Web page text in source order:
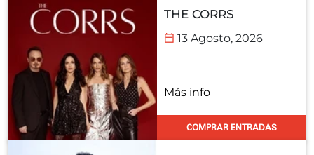
THE CORRS
13 Agosto, 2026
Más info
COMPRAR ENTRADAS